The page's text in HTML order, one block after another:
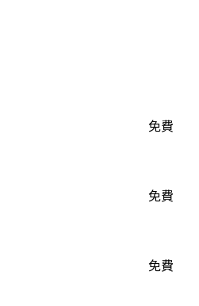
免費
免費
免費